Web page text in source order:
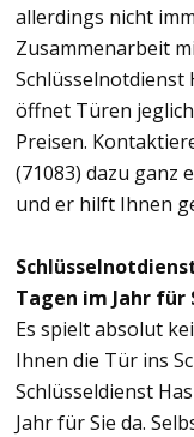
allerdings nicht
Zusammenarbeit
Schlüsselnotdienst
öffnet Türen
Preisen.
(71083) dazu ganz
und er hilft Ihnen
Tagen im Jahr für
Es spielt absolut
Ihnen die Tür ins
Schlüsseldienst
Jahr für Sie da.